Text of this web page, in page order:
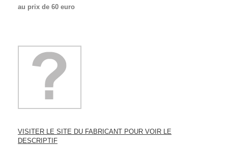
au prix de 60 euro
VISITER LE SITE DU FABRICANT POUR VOIR LE
DESCRIPTIF